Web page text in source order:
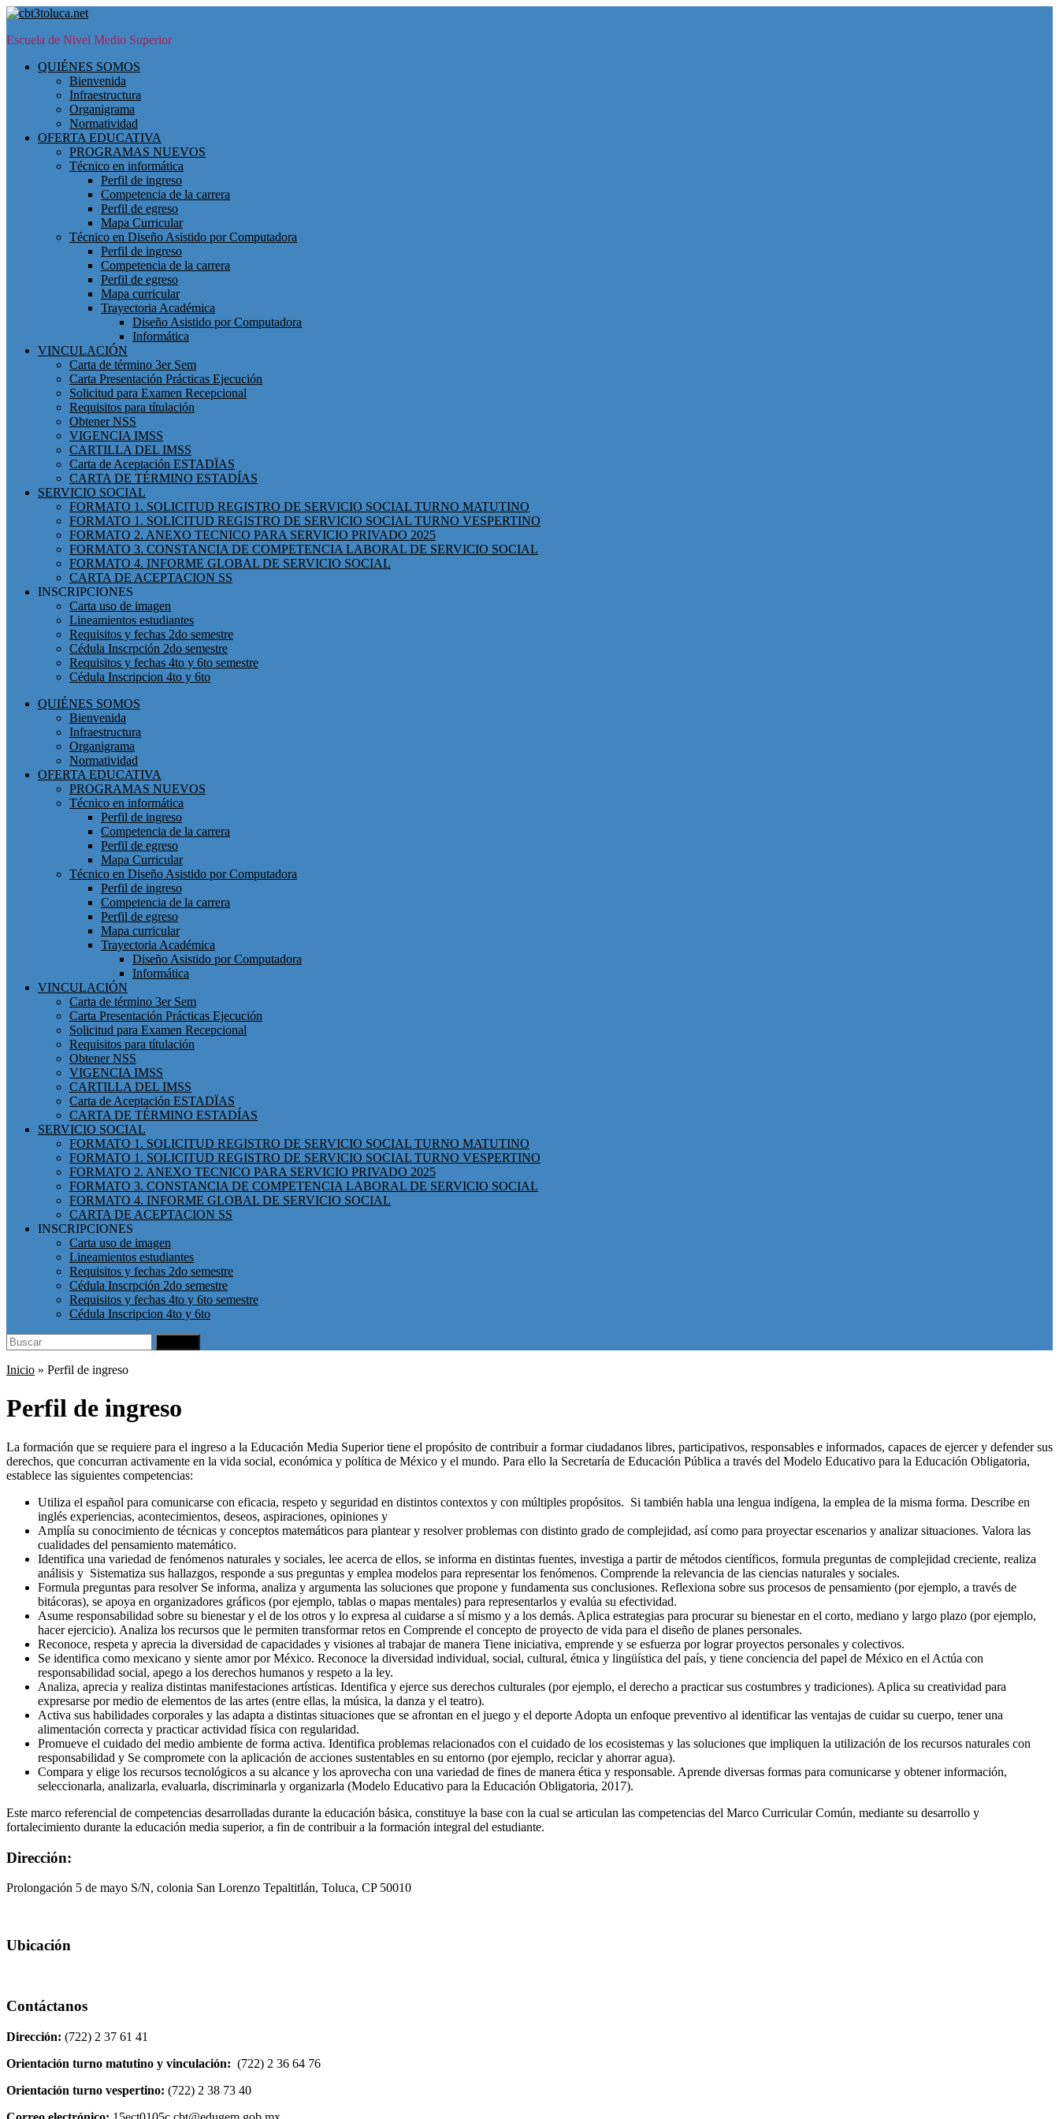
Skip
main
Escuela de Nivel Medio Superior
ToggleQUIÉNES SOMOS
Bienvenida
Infraestructura
Organigrama
Normatividad
OFERTA EDUCATIVA
PROGRAMAS NUEVOS
Técnico en informática
Perfil de ingreso
Competencia de la carrera
Perfil de egreso
Mapa Curricular
Técnico en Diseño Asistido por Computadora
Perfil de ingreso
Competencia de la carrera
Perfil de egreso
Mapa curricular
Trayectoria Académica
Diseño Asistido por Computadora
Informática
VINCULACIÓN
Carta de término 3er Sem
Carta Presentación Prácticas Ejecución
Solicitud para Examen Recepcional
Requisitos para títulación
Obtener NSS
VIGENCIA IMSS
CARTILLA DEL IMSS
Carta de Aceptación ESTADÏAS
CARTA DE TÉRMINO ESTADÍAS
SERVICIO SOCIAL
FORMATO 1. SOLICITUD REGISTRO DE SERVICIO SOCIAL TURNO MATUTINO
FORMATO 1. SOLICITUD REGISTRO DE SERVICIO SOCIAL TURNO VESPERTINO
FORMATO 2. ANEXO TECNICO PARA SERVICIO PRIVADO 2025
FORMATO 3. CONSTANCIA DE COMPETENCIA LABORAL DE SERVICIO SOCIAL
FORMATO 4. INFORME GLOBAL DE SERVICIO SOCIAL
CARTA DE ACEPTACION SS
INSCRIPCIONES
Carta uso de imagen
Lineamientos estudiantes
Requisitos y fechas 2do semestre
Cédula Inscrpción 2do semestre
Requisitos y fechas 4to y 6to semestre
Cédula Inscripcion 4to y 6to
QUIÉNES SOMOS
Bienvenida
Infraestructura
Organigrama
Normatividad
OFERTA EDUCATIVA
PROGRAMAS NUEVOS
Técnico en informática
Perfil de ingreso
Competencia de la carrera
Perfil de egreso
Mapa Curricular
Técnico en Diseño Asistido por Computadora
Perfil de ingreso
Competencia de la carrera
Perfil de egreso
Mapa curricular
Trayectoria Académica
Diseño Asistido por Computadora
Informática
VINCULACIÓN
Carta de término 3er Sem
Carta Presentación Prácticas Ejecución
Solicitud para Examen Recepcional
Requisitos para títulación
Obtener NSS
VIGENCIA IMSS
CARTILLA DEL IMSS
Carta de Aceptación ESTADÏAS
CARTA DE TÉRMINO ESTADÍAS
SERVICIO SOCIAL
FORMATO 1. SOLICITUD REGISTRO DE SERVICIO SOCIAL TURNO MATUTINO
FORMATO 1. SOLICITUD REGISTRO DE SERVICIO SOCIAL TURNO VESPERTINO
FORMATO 2. ANEXO TECNICO PARA SERVICIO PRIVADO 2025
FORMATO 3. CONSTANCIA DE COMPETENCIA LABORAL DE SERVICIO SOCIAL
FORMATO 4. INFORME GLOBAL DE SERVICIO SOCIAL
CARTA DE ACEPTACION SS
INSCRIPCIONES
Carta uso de imagen
Lineamientos estudiantes
Requisitos y fechas 2do semestre
Cédula Inscrpción 2do semestre
Requisitos y fechas 4to y 6to semestre
Cédula Inscripcion 4to y 6to
Search
for:
Inicio » Perfil de ingreso
Perfil de ingreso
La formación que se requiere para el ingreso a la Educación Media Superior tiene el propósito de contribuir a formar ciudadanos libres, participativos, responsables e informados, capaces de ejercer y defender sus
derechos, que concurran activamente en la vida social, económica y política de México y el mundo. Para ello la Secretaría de Educación Pública a través del Modelo Educativo para la Educación Obligatoria,
establece las siguientes competencias:
Utiliza el español para comunicarse con eficacia, respeto y seguridad en distintos contextos y con múltiples propósitos. Si también habla una lengua indígena, la emplea de la misma forma. Describe en
inglés experiencias, acontecimientos, deseos, aspiraciones, opiniones y
Amplía su conocimiento de técnicas y conceptos matemáticos para plantear y resolver problemas con distinto grado de complejidad, así como para proyectar escenarios y analizar situaciones. Valora las
cualidades del pensamiento matemático.
Identifica una variedad de fenómenos naturales y sociales, lee acerca de ellos, se informa en distintas fuentes, investiga a partir de métodos científicos, formula preguntas de complejidad creciente, realiza
análisis y Sistematiza sus hallazgos, responde a sus preguntas y emplea modelos para representar los fenómenos. Comprende la relevancia de las ciencias naturales y sociales.
Formula preguntas para resolver Se informa, analiza y argumenta las soluciones que propone y fundamenta sus conclusiones. Reflexiona sobre sus procesos de pensamiento (por ejemplo, a través de
bitácoras), se apoya en organizadores gráficos (por ejemplo, tablas o mapas mentales) para representarlos y evalúa su efectividad.
Asume responsabilidad sobre su bienestar y el de los otros y lo expresa al cuidarse a sí mismo y a los demás. Aplica estrategias para procurar su bienestar en el corto, mediano y largo plazo (por ejemplo,
hacer ejercicio). Analiza los recursos que le permiten transformar retos en Comprende el concepto de proyecto de vida para el diseño de planes personales.
Reconoce, respeta y aprecia la diversidad de capacidades y visiones al trabajar de manera Tiene iniciativa, emprende y se esfuerza por lograr proyectos personales y colectivos.
Se identifica como mexicano y siente amor por México. Reconoce la diversidad individual, social, cultural, étnica y lingüística del país, y tiene conciencia del papel de México en el Actúa con
responsabilidad social, apego a los derechos humanos y respeto a la ley.
Analiza, aprecia y realiza distintas manifestaciones artísticas. Identifica y ejerce sus derechos culturales (por ejemplo, el derecho a practicar sus costumbres y tradiciones). Aplica su creatividad para
expresarse por medio de elementos de las artes (entre ellas, la música, la danza y el teatro).
Activa sus habilidades corporales y las adapta a distintas situaciones que se afrontan en el juego y el deporte Adopta un enfoque preventivo al identificar las ventajas de cuidar su cuerpo, tener una
alimentación correcta y practicar actividad física con regularidad.
Promueve el cuidado del medio ambiente de forma activa. Identifica problemas relacionados con el cuidado de los ecosistemas y las soluciones que impliquen la utilización de los recursos naturales con
responsabilidad y Se compromete con la aplicación de acciones sustentables en su entorno (por ejemplo, reciclar y ahorrar agua).
Compara y elige los recursos tecnológicos a su alcance y los aprovecha con una variedad de fines de manera ética y responsable. Aprende diversas formas para comunicarse y obtener información,
seleccionarla, analizarla, evaluarla, discriminarla y organizarla (Modelo Educativo para la Educación Obligatoria, 2017).
Este marco referencial de competencias desarrolladas durante la educación básica, constituye la base con la cual se articulan las competencias del Marco Curricular Común, mediante su desarrollo y
fortalecimiento durante la educación media superior, a fin de contribuir a la formación integral del estudiante.
Dirección:
Prolongación 5 de mayo S/N, colonia San Lorenzo Tepaltitlán, Toluca, CP 50010
Ubicación
Contáctanos
Dirección: (722) 2 37 61 41
Orientación turno matutino y vinculación: (722) 2 36 64 76
Orientación turno vespertino: (722) 2 38 73 40